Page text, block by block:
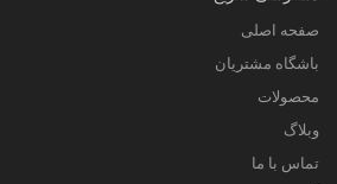
صفحه اصلی
باشگاه مشتریان
محصولات
وبلاگ
تماس با ما